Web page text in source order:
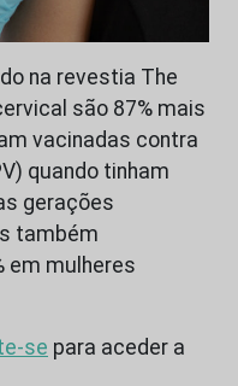
na revestia The
são 87% mais
vacinadas contra
quando tinham
gerações
também
em mulheres
se para aceder a